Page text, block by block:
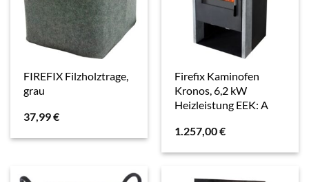
FIREFIX Filzholztrage,
grau
37,99€
Firefix Kaminofen
Kronos, 6,2 kW
Heizleistung EEK: A
1.257,00€